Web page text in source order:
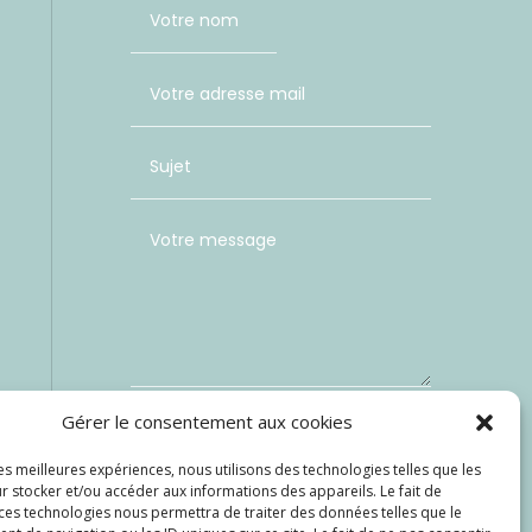
Gérer le consentement aux cookies
meilleures expériences, nous utilisons des technologies telles que les
stocker et/ou accéder aux informations des appareils. Le fait de
technologies nous permettra de traiter des données telles que le
13 + 10=
Envoi